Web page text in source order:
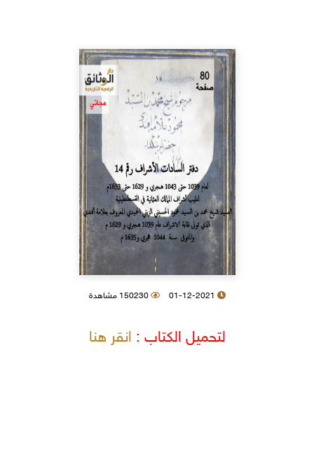
01-12-2021 150230 مشاهدة
لتحميل الكتاب :انقر هنا